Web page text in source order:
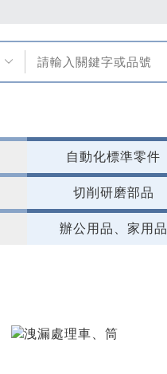
自動化標準零件
切削研磨部品
辦公用品、家用品